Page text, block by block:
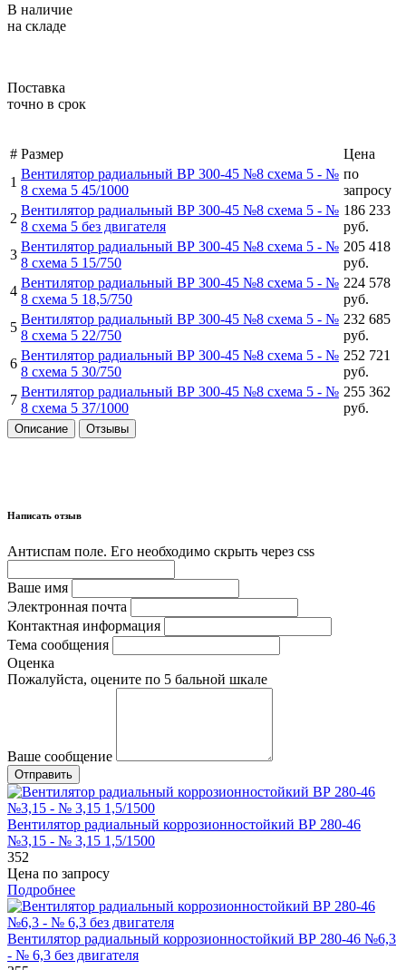
В наличие
на складе
Поставка
точно в срок
# Размер
Цена
1
Вентилятор радиальный ВР 300-45 №8 схема 5 - №
8 схема 5 45/1000
по
запросу
2
Вентилятор радиальный ВР 300-45 №8 схема 5 - №
8 схема 5 без двигателя
186 233
руб.
3
Вентилятор радиальный ВР 300-45 №8 схема 5 - №
8 схема 5 15/750
205 418
руб.
4
Вентилятор радиальный ВР 300-45 №8 схема 5 - №
8 схема 5 18,5/750
224 578
руб.
5
Вентилятор радиальный ВР 300-45 №8 схема 5 - №
8 схема 5 22/750
232 685
руб.
6
Вентилятор радиальный ВР 300-45 №8 схема 5 - №
8 схема 5 30/750
252 721
руб.
7
Вентилятор радиальный ВР 300-45 №8 схема 5 - №
8 схема 5 37/1000
255 362
руб.
Описание Отзывы
Написать отзыв
Антиспам поле. Его необходимо скрыть через css
Ваше имя
Электронная почта
Контактная информация
Тема сообщения
Оценка
Пожалуйста, оцените по 5 бальной шкале
Ваше сообщение
Вентилятор радиальный коррозионностойкий ВР 280-46
№3,15 - № 3,15 1,5/1500
352
Цена по запросу
Подробнее
Вентилятор радиальный коррозионностойкий ВР 280-46 №6,3
- № 6,3 без двигателя